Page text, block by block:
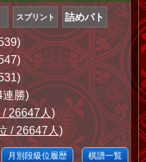
スプリント 詰めバト
勝)
26647人)
/ 26647人)
月別段級位履歴 棋譜一覧